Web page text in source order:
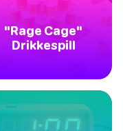
"Rage Cage"
Drikkespill